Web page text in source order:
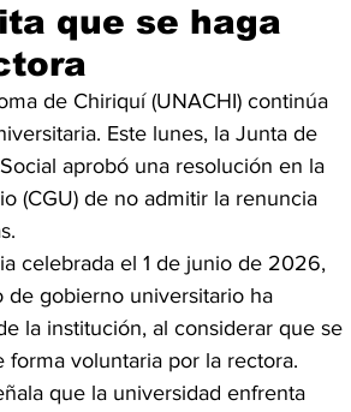
que se haga
de Chiriquí (UNACHI) continúa
Este lunes, la Junta de
aprobó una resolución en la
(CGU) de no admitir la renuncia
celebrada el 1 de junio de 2026,
de gobierno universitario ha
la institución, al considerar que se
voluntaria por la rectora.
que la universidad enfrenta